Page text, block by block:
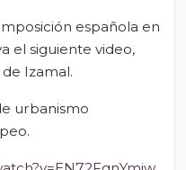
española en
el siguiente video,
Izamal.
urbanismo